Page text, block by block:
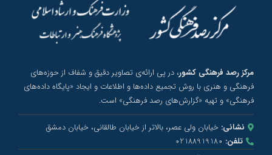
مرکز رصد فرهنگی کشور، در پی ارائه‌ی تصاویر دقیق و شفاف از حوزه‌های
فرهنگی و هنری با روش تجمیع داده‌ها و اطلاعات و ایجاد «پایگاه داده‌های
فرهنگی» و تهیه «گزارش‌های رصد فرهنگی» است.
نشانی: خیابان ولی عصر، بالاتر از خیابان طالقانی، خیابان دمشق
تلفن: